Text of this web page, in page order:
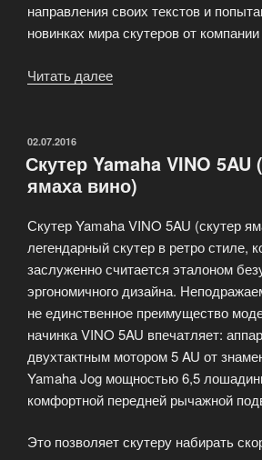
направления своих текстов и
новинках мира скутеров от
Читать далее
4»
ОПУБЛИКОВАНО
02.07.2016
Скутер Yamaha VINO 5AU
ямаха вино)
Скутер Yamaha VINO 5AU (скутер
легендарный скутер в ретро стиле,
заслуженно считается эталоном
эргономичного дизайна.
не единственное преимущество
начинка VINO 5AU впечатляет:
двухтактным мотором 5 AU от
Yamaha Jog мощностью 6,5
комфортной передней рычажной
Это позволяет скутеру набирать